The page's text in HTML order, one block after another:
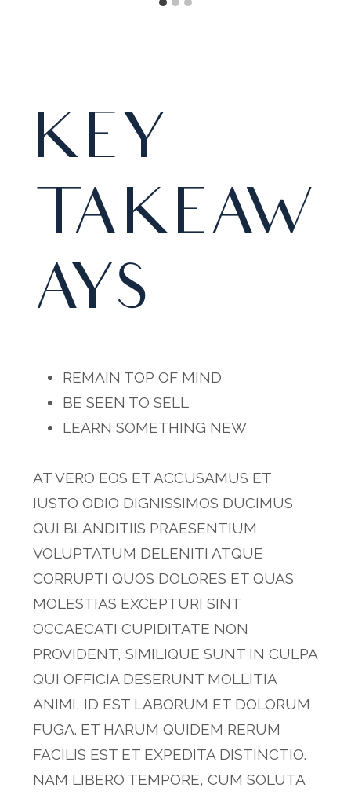
KEY
TAKEAW
AYS
REMAIN TOP OF MIND
BE SEEN TO SELL
LEARN SOMETHING NEW
AT VERO EOS ET ACCUSAMUS ET
IUSTO ODIO DIGNISSIMOS DUCIMUS
QUI BLANDITIIS PRAESENTIUM
VOLUPTATUM DELENITI ATQUE
CORRUPTI QUOS DOLORES ET QUAS
MOLESTIAS EXCEPTURI SINT
OCCAECATI CUPIDITATE NON
PROVIDENT, SIMILIQUE SUNT IN CULPA
QUI OFFICIA DESERUNT MOLLITIA
ANIMI, ID EST LABORUM ET DOLORUM
FUGA. ET HARUM QUIDEM RERUM
FACILIS EST ET EXPEDITA DISTINCTIO.
NAM LIBERO TEMPORE, CUM SOLUTA